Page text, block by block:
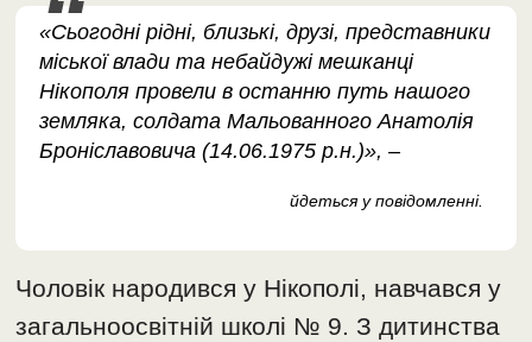
«Сьогодні рідні, близькі, друзі, представники
міської влади та небайдужі мешканці
Нікополя провели в останню путь нашого
земляка, солдата Мальованного Анатолія
Броніславовича (14.06.1975 р.н.)», –
йдеться у повідомленні.
Чоловік народився у Нікополі, навчався у
загальноосвітній школі № 9. З дитинства